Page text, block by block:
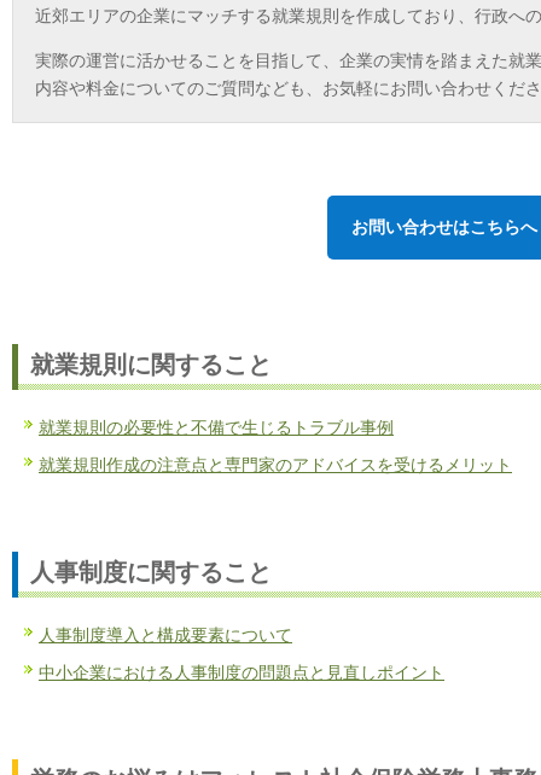
近郊エリアの企業にマッチする就業規則を作成しており、行政へ
実際の運営に活かせることを目指して、企業の実情を踏まえた就
内容や料金についてのご質問なども、お気軽にお問い合わせくだ
お問い合わせはこちらへ
就業規則に関すること
就業規則の必要性と不備で生じるトラブル事例
就業規則作成の注意点と専門家のアドバイスを受けるメリット
人事制度に関すること
人事制度導入と構成要素について
中小企業における人事制度の問題点と見直しポイント